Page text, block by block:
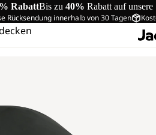
RabattBis zu 40% Rabatt auf
Rücksendung innerhalb von 30 Tagen